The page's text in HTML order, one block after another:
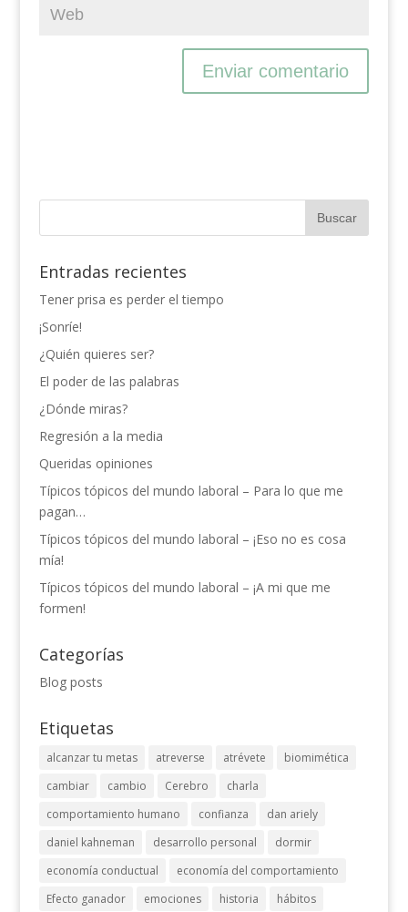
Entradas recientes
Tener prisa es perder el tiempo
¡Sonríe!
¿Quién quieres ser?
El poder de las palabras
¿Dónde miras?
Regresión a la media
Queridas opiniones
Típicos tópicos del mundo laboral – Para lo que me
pagan…
Típicos tópicos del mundo laboral – ¡Eso no es cosa
mía!
Típicos tópicos del mundo laboral – ¡A mi que me
formen!
Categorías
Blog posts
Etiquetas
alcanzar tu metas atreverse atrévete
biomimética
cambiar
cambio Cerebro
charla
comportamiento humano
confianza
dan ariely
daniel kahneman
desarrollo personal
dormir
economía conductual
economía del comportamiento
Efecto ganador
emociones historia hábitos